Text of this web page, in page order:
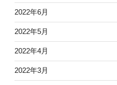
2022年6月
2022年5月
2022年4月
2022年3月